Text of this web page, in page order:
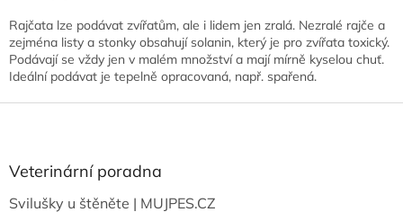
Rajčata lze podávat zvířatům, ale i lidem jen zralá. Nezralé rajče a
zejména listy a stonky obsahují solanin, který je pro zvířata toxický.
Podávají se vždy jen v malém množství a mají mírně kyselou chuť.
Ideální podávat je tepelně opracovaná, např. spařená.
Z
aVeterinární poradna
Svilušky u štěněte | MUJPES.CZ